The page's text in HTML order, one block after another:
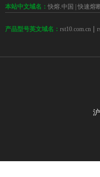
本站中文域名： 快熔.中国 快速熔
产品型号英文域名： rst10.com.cn |